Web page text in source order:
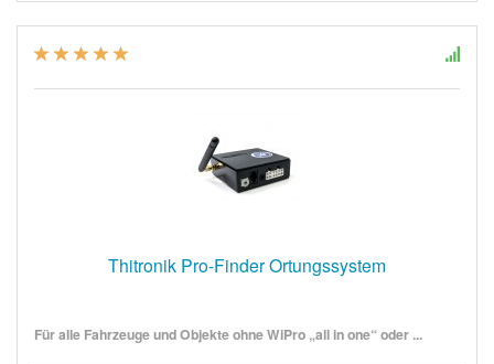
Thitronik Pro-Finder Ortungssystem
Für alle Fahrzeuge und Objekte ohne WiPro „all in one“ oder ...